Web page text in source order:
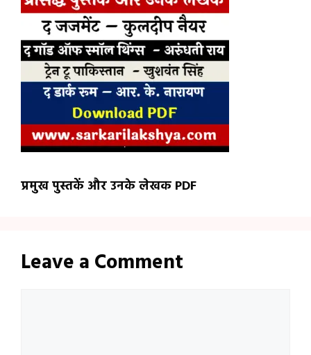
प्रमुख पुस्तकें और उनके लेखक PDF
Leave a Comment